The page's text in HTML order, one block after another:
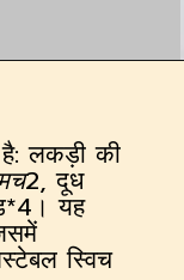
लकड़ी की
2, दूध
यह
स्विच